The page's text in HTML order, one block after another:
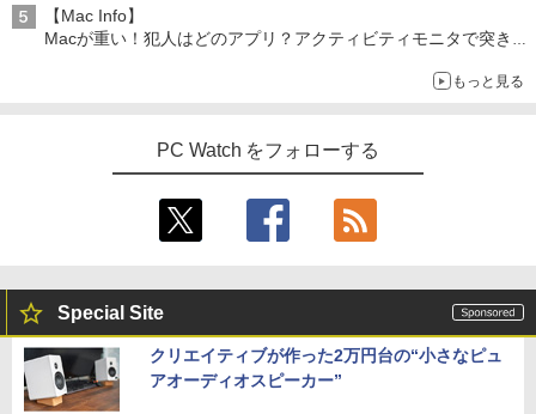
【Mac Info】
Macが重い！犯人はどのアプリ？アクティビティモニタで突き止
もっと見る
PC Watch をフォローする
Special Site
クリエイティブが作った2万円台の“小さなピュ
アオーディオスピーカー”